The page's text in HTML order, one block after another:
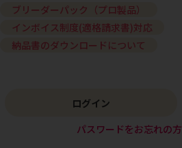
ブリーダーパック（プロ製品）
インボイス制度(適格請求書)対応
納品書のダウンロードについて
ログイン
パスワードをお忘れの方